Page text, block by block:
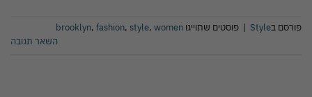
פורסם בStyle
| פוסטים שתוייגו brooklyn, fashion, style, women
השאר תגובה